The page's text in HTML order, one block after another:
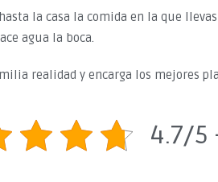
la casa la comida en la que
agua la boca.
realidad y encarga los mejores
4.7/5